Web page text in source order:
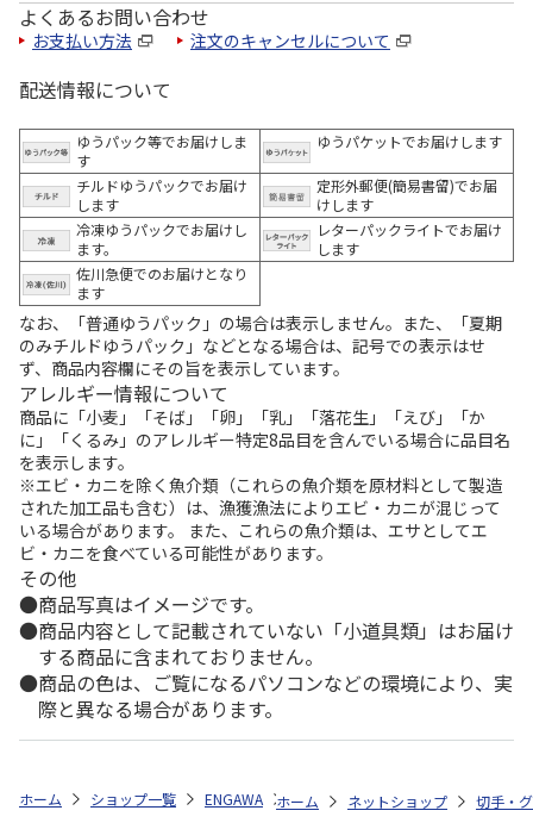
よくあるお問い合わせ
お支払い方法 注文のキャンセルについて
配送情報について
ゆうパック等でお届けしま
す
ゆうパケットでお届けします
チルドゆうパックでお届け
します
定形外郵便(簡易書留)でお届
けします
冷凍ゆうパックでお届けし
ます。
レターパックライトでお届け
します
佐川急便でのお届けとなり
ます
なお、「普通ゆうパック」の場合は表示しません。また、「夏期
のみチルドゆうパック」などとなる場合は、記号での表示はせ
ず、商品内容欄にその旨を表示しています。
アレルギー情報について
商品に「小麦」「そば」「卵」「乳」「落花生」「えび」「か
に」「くるみ」のアレルギー特定8品目を含んでいる場合に品目名
を表示します。
※エビ・カニを除く魚介類（これらの魚介類を原材料として製造
された加工品も含む）は、漁獲漁法によりエビ・カニが混じって
いる場合があります。 また、これらの魚介類は、エサとしてエ
ビ・カニを食べている可能性があります。
その他
商品写真はイメージです。
商品内容として記載されていない「小道具類」はお届け
する商品に含まれておりません。
商品の色は、ご覧になるパソコンなどの環境により、実
際と異なる場合があります。
ホーム ショップ一覧 ENGAWA ブルーロック フレーム切手セット
ホーム ネットショップ 切手・